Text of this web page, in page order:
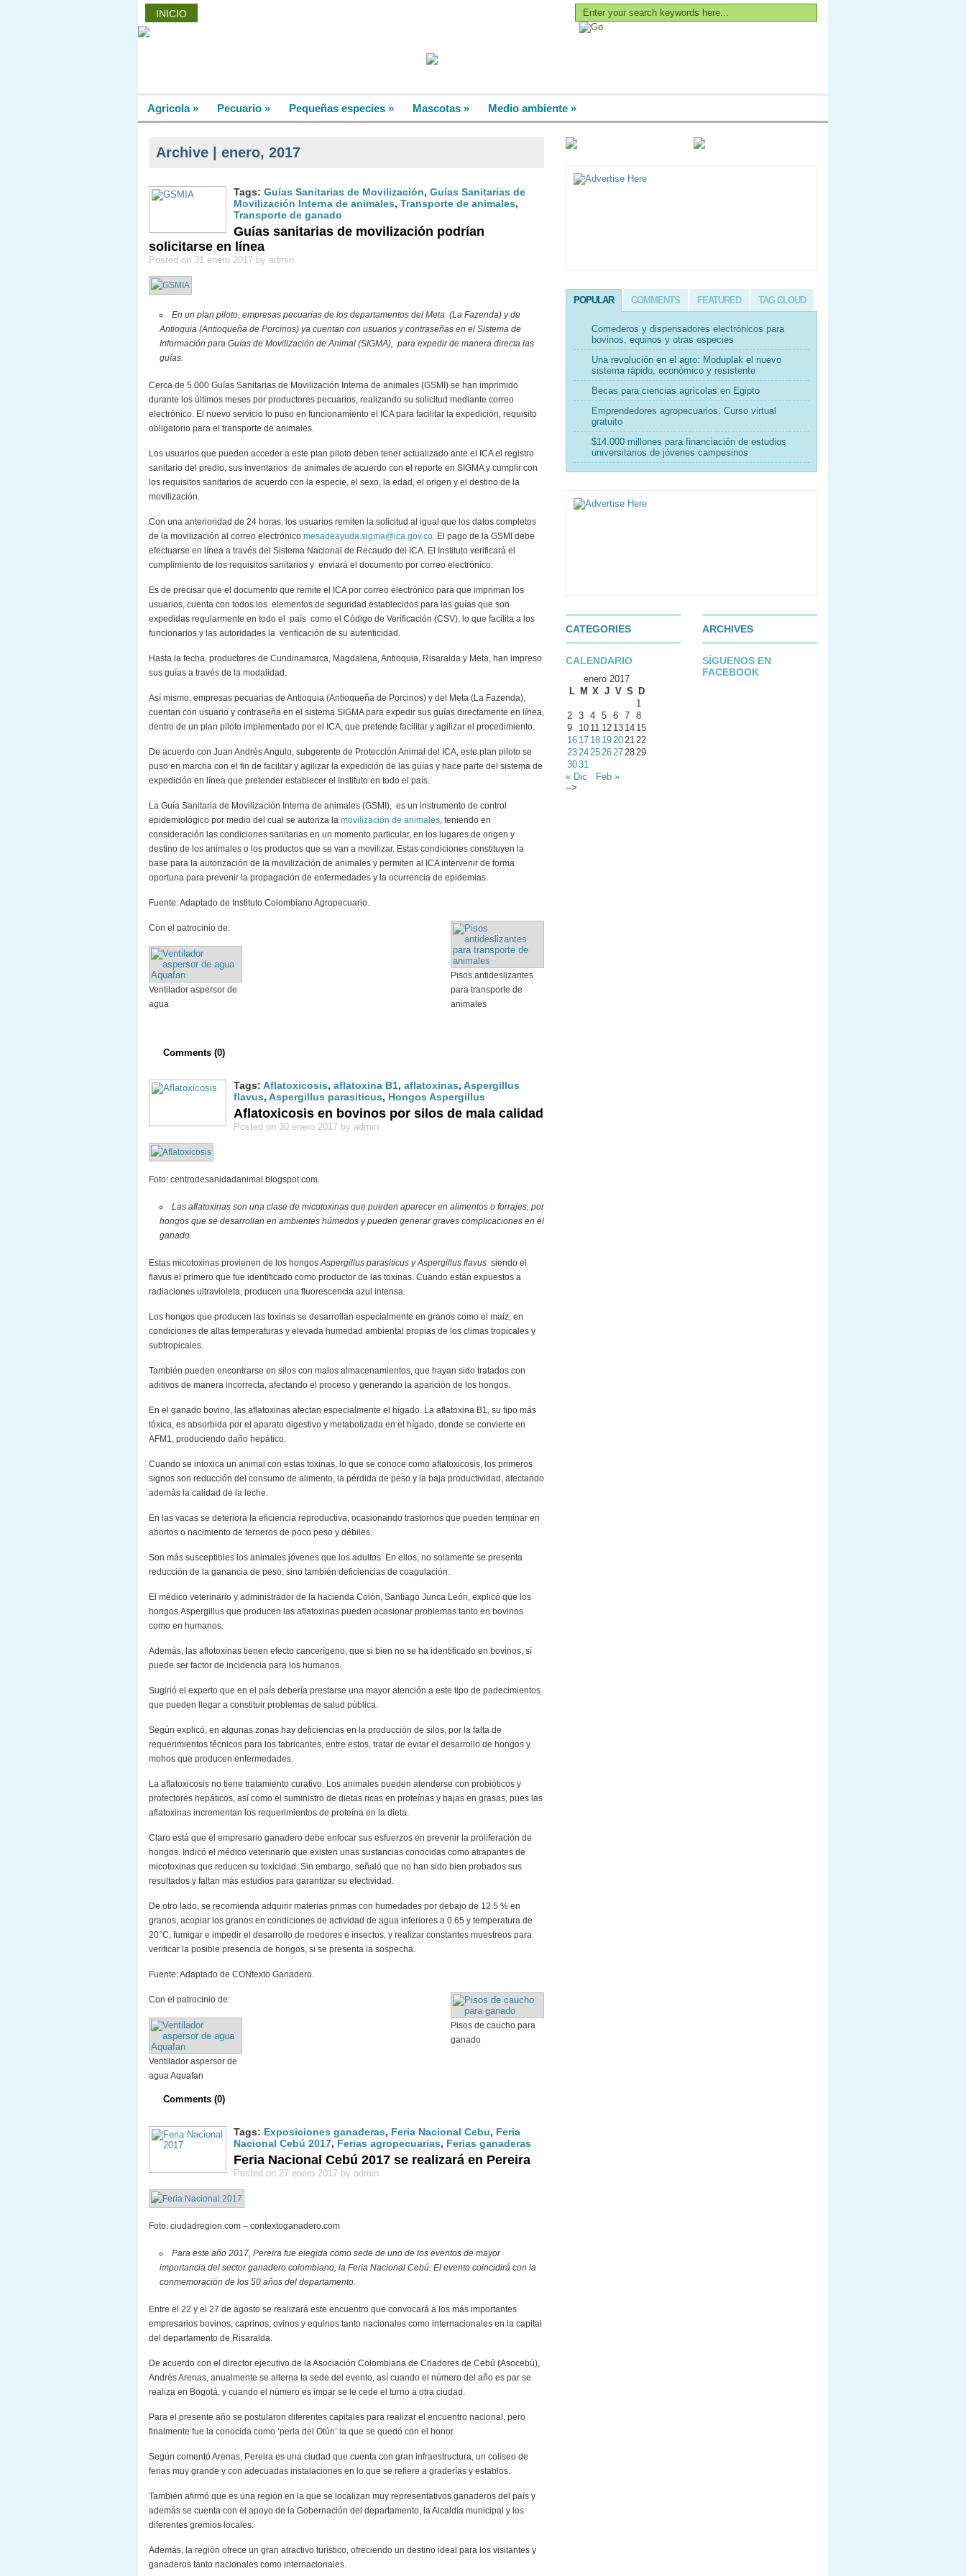
INICIO
Agricola» Pecuario » Pequeñas especies » Mascotas » Medio ambiente »
Archive | enero, 2017
Tags: Guías Sanitarias de Movilización, Guías Sanitarias de
Movilización Interna de animales, Transporte de animales,
Transporte de ganado
Guías sanitarias de movilización podrían
solicitarse en línea
Posted on 31 enero 2017 by admin
En un plan piloto, empresas pecuarias de los departamentos del Meta (La Fazenda) y de
Antioquia (Antioqueña de Porcinos) ya cuentan con usuarios y contraseñas en el Sistema de
Información para Guías de Movilización de Animal (SIGMA), para expedir de manera directa las
guías.
Cerca de 5.000 Guías Sanitarias de Movilización Interna de animales (GSMI) se han imprimido
durante los últimos meses por productores pecuarios, realizando su solicitud mediante correo
electrónico. El nuevo servicio lo puso en funcionamiento el ICA para facilitar la expedición, requisito
obligatorio para el transporte de animales.
Los usuarios que pueden acceder a este plan piloto deben tener actualizado ante el ICA el registro
sanitario del predio, sus inventarios de animales de acuerdo con el reporte en SIGMA y cumplir con
los requisitos sanitarios de acuerdo con la especie, el sexo, la edad, el origen y el destino de la
movilización.
Con una anterioridad de 24 horas, los usuarios remiten la solicitud al igual que los datos completos
de la movilización al correo electrónico mesadeayuda.sigma@ica.gov.co. El pago de la GSMI debe
efectuarse en línea a través del Sistema Nacional de Recaudo del ICA. El Instituto verificará el
cumplimiento de los requisitos sanitarios y enviará el documento por correo electrónico.
Es de precisar que el documento que remite el ICA por correo electrónico para que impriman los
usuarios, cuenta con todos los elementos de seguridad establecidos para las guías que son
expedidas regularmente en todo el país como el Código de Verificación (CSV), lo que facilita a los
funcionarios y las autoridades la verificación de su autenticidad.
Hasta la fecha, productores de Cundinamarca, Magdalena, Antioquia, Risaralda y Meta, han impreso
sus guías a través de la modalidad.
Así mismo, empresas pecuarias de Antioquia (Antioqueña de Porcinos) y del Meta (La Fazenda),
cuentan con usuario y contraseña en el sistema SIGMA para expedir sus guías directamente en línea,
dentro de un plan piloto implementado por el ICA, que pretende facilitar y agilizar el procedimiento.
De acuerdo con Juan Andrés Angulo, subgerente de Protección Animal del ICA, este plan piloto se
puso en marcha con el fin de facilitar y agilizar la expedición de las guías y hace parte del sistema de
expedición en línea que pretender establecer el Instituto en todo el país.
La Guía Sanitaria de Movilización Interna de animales (GSMI), es un instrumento de control
epidemiológico por medio del cual se autoriza la movilización de animales, teniendo en
consideración las condiciones sanitarias en un momento particular, en los lugares de origen y
destino de los animales o los productos que se van a movilizar. Estas condiciones constituyen la
base para la autorización de la movilización de animales y permiten al ICA intervenir de forma
oportuna para prevenir la propagación de enfermedades y la ocurrencia de epidemias.
Fuente: Adaptado de Instituto Colombiano Agropecuario.
Pisos antideslizantes
para transporte de
animales
Con el patrocinio de:
Ventilador aspersor de
agua
Comments (0)
Tags: Aflatoxicosis, aflatoxina B1, aflatoxinas, Aspergillus
flavus, Aspergillus parasiticus, Hongos Aspergillus
Aflatoxicosis en bovinos por silos de mala calidad
Posted on 30 enero 2017 by admin
Foto: centrodesanidadanimal.blogspot.com.
Las aflatoxinas son una clase de micotoxinas que pueden aparecer en alimentos o forrajes, por
hongos que se desarrollan en ambientes húmedos y pueden generar graves complicaciones en el
ganado.
Estas micotoxinas provienen de los hongosAspergillus parasiticus y Aspergillus flavus siendo el
flavus el primero que fue identificado como productor de las toxinas. Cuando están expuestos a
radiaciones ultravioleta, producen una fluorescencia azul intensa.
Los hongos que producen las toxinas se desarrollan especialmente en granos como el maíz, en
condiciones de altas temperaturas y elevada humedad ambiental propias de los climas tropicales y
subtropicales.
También pueden encontrarse en silos con malos almacenamientos, que hayan sido tratados con
aditivos de manera incorrecta, afectando el proceso y generando la aparición de los hongos.
En el ganado bovino, las aflatoxinas afectan especialmente el hígado. La aflatoxina B1, su tipo más
tóxica, es absorbida por el aparato digestivo y metabolizada en el hígado, donde se convierte en
AFM1, produciendo daño hepático.
Cuando se intoxica un animal con estas toxinas, lo que se conoce como aflatoxicosis, los primeros
signos son reducción del consumo de alimento, la pérdida de peso y la baja productividad, afectando
además la calidad de la leche.
En las vacas se deteriora la eficiencia reproductiva, ocasionando trastornos que pueden terminar en
abortos o nacimiento de terneros de poco peso y débiles.
Son más susceptibles los animales jóvenes que los adultos. En ellos, no solamente se presenta
reducción de la ganancia de peso, sino también deficiencias de coagulación.
El médico veterinario y administrador de la hacienda Colón, Santiago Junca León, explicó que los
hongos Aspergillus que producen las aflatoxinas pueden ocasionar problemas tanto en bovinos
como en humanos.
Además, las aflotoxinas tienen efecto cancerígeno, que si bien no se ha identificado en bovinos, sí
puede ser factor de incidencia para los humanos.
Sugirió el experto que en el país debería prestarse una mayor atención a este tipo de padecimientos
que pueden llegar a constituir problemas de salud pública.
Según explicó, en algunas zonas hay deficiencias en la producción de silos, por la falta de
requerimientos técnicos para los fabricantes, entre estos, tratar de evitar el desarrollo de hongos y
mohos que producen enfermedades.
La aflatoxicosis no tiene tratamiento curativo. Los animales pueden atenderse con probióticos y
protectores hepáticos, así como el suministro de dietas ricas en proteínas y bajas en grasas, pues las
aflatoxinas incrementan los requerimientos de proteína en la dieta.
Claro está que el empresario ganadero debe enfocar sus esfuerzos en prevenir la proliferación de
hongos. Indicó el médico veterinario que existen unas sustancias conocidas como atrapantes de
micotoxinas que reducen su toxicidad. Sin embargo, señaló que no han sido bien probados sus
resultados y faltan más estudios para garantizar su efectividad.
De otro lado, se recomienda adquirir materias primas con humedades por debajo de 12.5 % en
granos, acopiar los granos en condiciones de actividad de agua inferiores a 0.65 y temperatura de
20°C, fumigar e impedir el desarrollo de roedores e insectos, y realizar constantes muestreos para
verificar la posible presencia de hongos, si se presenta la sospecha.
Fuente: Adaptado de CONtexto Ganadero.
Pisos de caucho para
ganado
Con el patrocinio de:
Ventilador aspersor de
agua Aquafan
Comments (0)
Tags: Exposiciones ganaderas, Feria Nacional Cebu, Feria
Nacional Cebú 2017, Ferias agropecuarias, Ferias ganaderas
Feria Nacional Cebú 2017 se realizará en Pereira
Posted on 27 enero 2017 by admin
Foto: ciudadregion.com – contextoganadero.com
Para este año 2017, Pereira fue elegida como sede de uno de los eventos de mayor
importancia del sector ganadero colombiano, la Feria Nacional Cebú. El evento coincidirá con la
conmemoración de los 50 años del departamento.
Entre el 22 y el 27 de agosto se realizará este encuentro que convocará a los más importantes
empresarios bovinos, caprinos, ovinos y equinos tanto nacionales como internacionales en la capital
del departamento de Risaralda.
De acuerdo con el director ejecutivo de la Asociación Colombiana de Criadores de Cebú (Asocebú),
Andrés Arenas, anualmente se alterna la sede del evento, así cuando el número del año es par se
realiza en Bogotá, y cuando el número es impar se le cede el turno a otra ciudad.
Para el presente año se postularon diferentes capitales para realizar el encuentro nacional, pero
finalmente fue la conocida como ‘perla del Otún’ la que se quedó con el honor.
Según comentó Arenas, Pereira es una ciudad que cuenta con gran infraestructura, un coliseo de
ferias muy grande y con adecuadas instalaciones en lo que se refiere a graderías y establos.
También afirmó que es una región en la que se localizan muy representativos ganaderos del país y
además se cuenta con el apoyo de la Gobernación del departamento, la Alcaldía municipal y los
diferentes gremios locales.
Además, la región ofrece un gran atractivo turístico, ofreciendo un destino ideal para los visitantes y
ganaderos tanto nacionales como internacionales.
POPULAR COMMENTS FEATURED TAG CLOUD
Comederos y dispensadores electrónicos para
bovinos, equinos y otras especies
Una revolución en el agro: Moduplak el nuevo
sistema rápido, económico y resistente
Becas para ciencias agrícolas en Egipto
Emprendedores agropecuarios. Curso virtual
gratuito
$14.000 millones para financiación de estudios
universitarios de jóvenes campesinos
CATEGORIES
CALENDARIO
enero 2017
L M X J V S
D
1
2 3 4 5 6 7 8
9
10 11 12 13 14 15
16 17 18 19202122
23242526272829
3031
« Dic
Feb »
-->
ARCHIVES
SÍGUENOS EN
FACEBOOK